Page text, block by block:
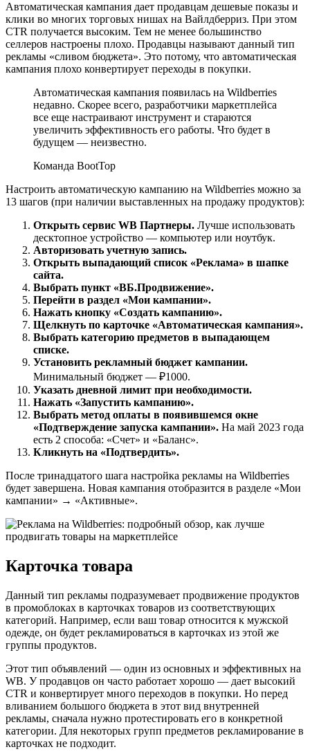
Автоматическая кампания дает продавцам дешевые показы и
клики во многих торговых нишах на Вайлдберриз. При этом
CTR получается высоким. Тем не менее большинство
селлеров настроены плохо. Продавцы называют данный тип
рекламы «сливом бюджета». Это потому, что автоматическая
кампания плохо конвертирует переходы в покупки.
Автоматическая кампания появилась на Wildberries
недавно. Скорее всего, разработчики маркетплейса
все еще настраивают инструмент и стараются
увеличить эффективность его работы. Что будет в
будущем — неизвестно.
Команда BootTop
Настроить автоматическую кампанию на Wildberries можно за
13 шагов (при наличии выставленных на продажу продуктов):
Открыть сервис WB Партнеры. Лучше использовать
десктопное устройство — компьютер или ноутбук.
Авторизовать учетную запись.
Открыть выпадающий список «Реклама» в шапке
сайта.
Выбрать пункт «ВБ.Продвижение».
Перейти в раздел «Мои кампании».
Нажать кнопку «Создать кампанию».
Щелкнуть по карточке «Автоматическая кампания».
Выбрать категорию предметов в выпадающем
списке.
Установить рекламный бюджет кампании.
Минимальный бюджет — ₽1000.
Указать дневной лимит при необходимости.
Нажать «Запустить кампанию».
Выбрать метод оплаты в появившемся окне
«Подтверждение запуска кампании». На май 2023 года
есть 2 способа: «Счет» и «Баланс».
Кликнуть на «Подтвердить».
После тринадцатого шага настройка рекламы на Wildberries
будет завершена. Новая кампания отобразится в разделе «Мои
кампании» → «Активные».
Карточка товара
Данный тип рекламы подразумевает продвижение продуктов
в промоблоках в карточках товаров из соответствующих
категорий. Например, если ваш товар относится к мужской
одежде, он будет рекламироваться в карточках из этой же
группы продуктов.
Этот тип объявлений — один из основных и эффективных на
WB. У продавцов он часто работает хорошо — дает высокий
CTR и конвертирует много переходов в покупки. Но перед
вливанием большого бюджета в этот вид внутренней
рекламы, сначала нужно протестировать его в конкретной
категории. Для некоторых групп предметов рекламирование в
карточках не подходит.